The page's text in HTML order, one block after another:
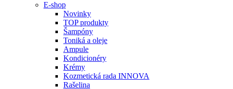
E-shop
Novinky
TOP produkty
Šampóny
Toniká a oleje
Ampule
Kondicionéry
Krémy
Kozmetická rada INNOVA
Rašelina